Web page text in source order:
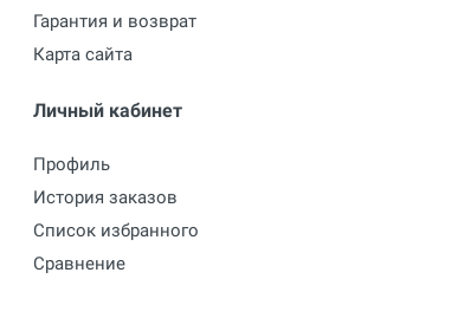
Гарантия и возврат
Карта сайта
Личный кабинет
Профиль
История заказов
Список избранного
Сравнение